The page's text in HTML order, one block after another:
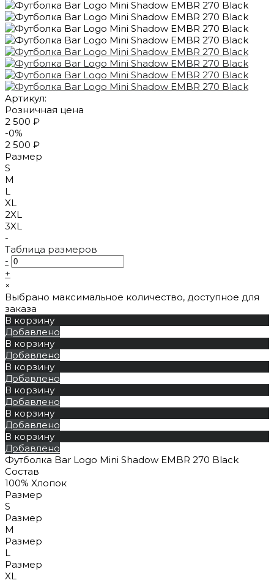
Артикул:
Розничная цена
2 500 ₽
-0%
2 500 ₽
Размер
S
M
L
XL
2XL
3XL
-
Таблица размеров
-
+
×
Выбрано максимальное количество, доступное для
заказа
В корзину
Добавлено
В корзину
Добавлено
В корзину
Добавлено
В корзину
Добавлено
В корзину
Добавлено
В корзину
Добавлено
Футболка Bar Logo Mini Shadow EMBR 270 Black
Состав
100% Xлопок
Размер
S
Размер
M
Размер
L
Размер
XL